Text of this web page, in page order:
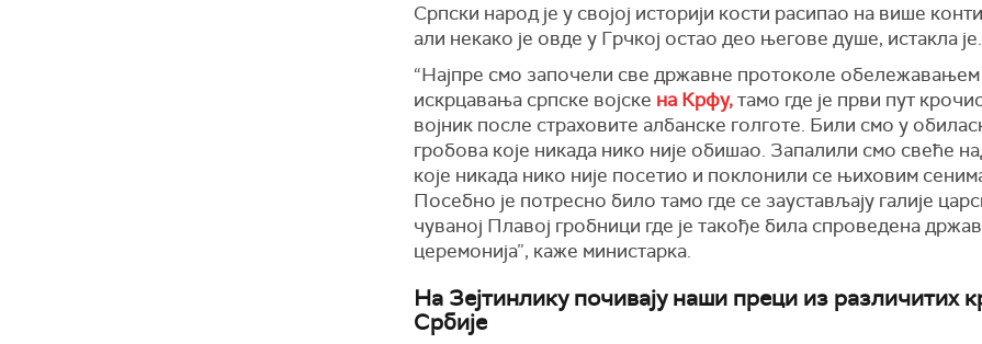
Српски народ је у својој историји кости расипао на више
али некако је овде у Грчкој остао део његове душе, истакла је.
“Најпре смо започели све државне протоколе обележавањем
искрцавања српске војске на Крфу,тамо где је први пут
војник после страховите албанске голготе. Били смо у
гробова које никада нико није обишао. Запалили смо свеће
које никада нико није посетио и поклонили се њиховим
Посебно је потресно било тамо где се заустављају галије
чуваној Плавој гробници где је такође била спроведена
церемонија”, каже министарка.
На Зејтинлику почивају наши преци из различитих
Србије